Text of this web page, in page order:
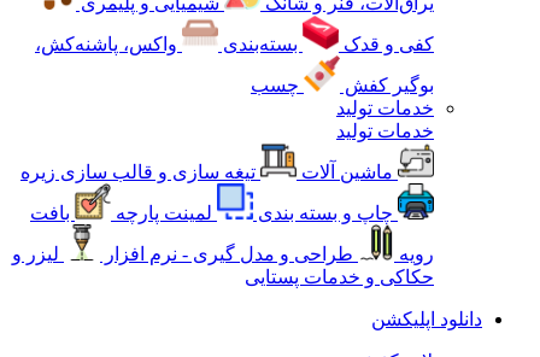
کفی و قدک
بسته‌بندی
واکس، پاشنه‌کش،
بوگیر کفش
چسب
خدمات تولید
خدمات تولید
ماشین آلات
تیغه سازی و قالب سازی زیره
چاپ و بسته بندی
لمینت پارچه
بافت
رویه
طراحی و مدل گیری - نرم افزار
لیزر و
حکاکی و خدمات پستایی
دانلود اپلیکشن